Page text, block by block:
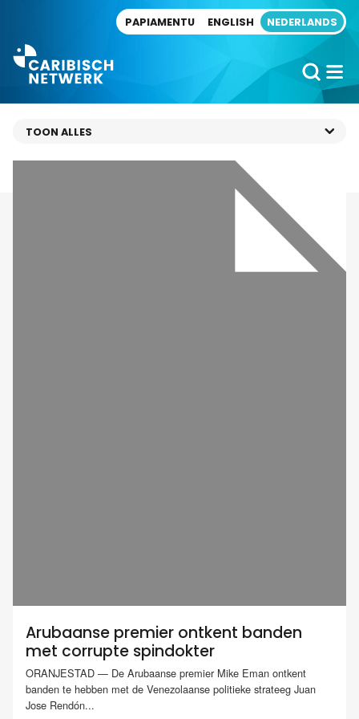
PAPIAMENTU ENGLISH NEDERLANDS
Arubaanse premier ontkent banden
met corrupte spindokter
ORANJESTAD — De Arubaanse premier Mike Eman ontkent
banden te hebben met de Venezolaanse politieke strateeg Juan
Jose Rendón...